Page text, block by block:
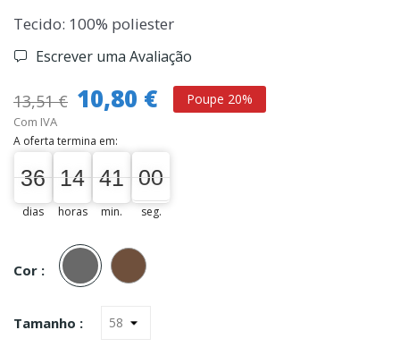
Tecido: 100% poliester
Escrever uma Avaliação
13,51 € 10,80 € Poupe 20%
Com IVA
A oferta termina em:
36
36
00
dias
14
14
00
horas
41
41
00
min.
00
00
01
seg.
Cor :
Antracite
Tamanho :